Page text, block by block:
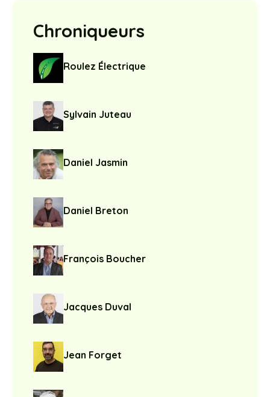
Chroniqueurs
Roulez Électrique
Sylvain Juteau
Daniel Jasmin
Daniel Breton
François Boucher
Jacques Duval
Jean Forget